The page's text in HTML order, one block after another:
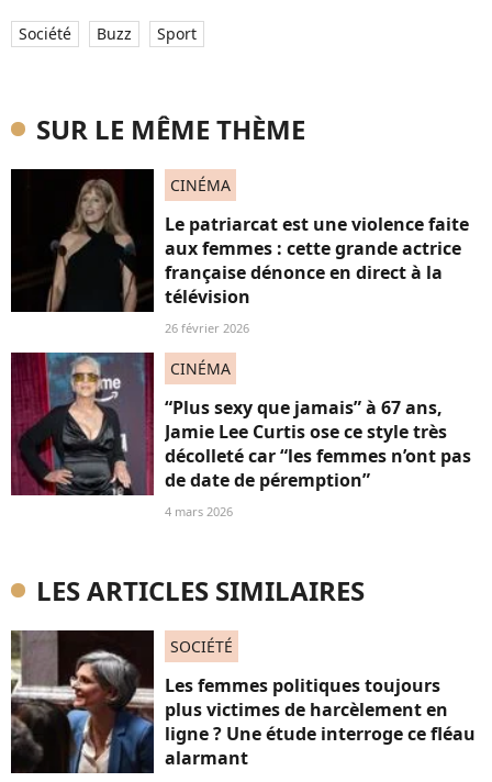
Société Buzz Sport
SUR LE MÊME THÈME
CINÉMA
Le patriarcat est une violence faite
aux femmes : cette grande actrice
française dénonce en direct à la
télévision
26 février 2026
CINÉMA
“Plus sexy que jamais” à 67 ans,
Jamie Lee Curtis ose ce style très
décolleté car “les femmes n’ont pas
de date de péremption”
4 mars 2026
LES ARTICLES SIMILAIRES
SOCIÉTÉ
Les femmes politiques toujours
plus victimes de harcèlement en
ligne ? Une étude interroge ce fléau
alarmant